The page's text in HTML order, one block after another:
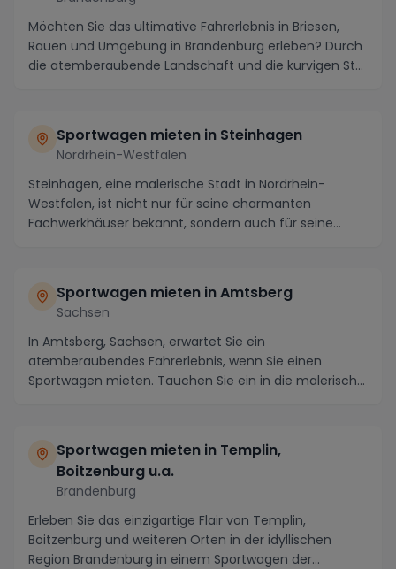
Möchten Sie das ultimative Fahrerlebnis in Briesen,
Rauen und Umgebung in Brandenburg erleben? Durch
die atemberaubende Landschaft und die kurvigen St...
Sportwagen mieten in Steinhagen
Nordrhein-Westfalen
Steinhagen, eine malerische Stadt in Nordrhein-
Westfalen, ist nicht nur für seine charmanten
Fachwerkhäuser bekannt, sondern auch für seine
Sportwagen mieten in Amtsberg
Sachsen
In Amtsberg, Sachsen, erwartet Sie ein
atemberaubendes Fahrerlebnis, wenn Sie einen
Sportwagen mieten. Tauchen Sie ein in die malerische
Sportwagen mieten in Templin,
Boitzenburg u.a.
Brandenburg
Erleben Sie das einzigartige Flair von Templin,
Boitzenburg und weiteren Orten in der idyllischen
Region Brandenburg in einem Sportwagen der